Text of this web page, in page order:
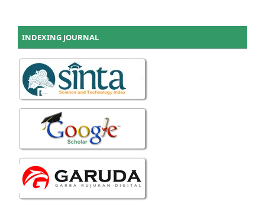
INDEXING JOURNAL